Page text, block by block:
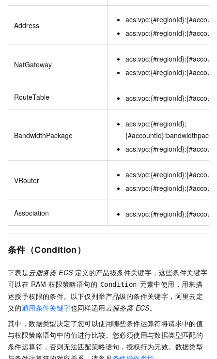
Address
NatGateway
RouteTable
BandwidthPackage
acs:vpc:{#regionId}:
VRouter
Association
条件（Condition）
下表是云服务器 ECS定义的产品级条件关键字，这些条件关键字
可以在 RAM 权限策略语句的 Condition 元素中使用，用来描
述授予权限的条件。以下仅列举产品级的条件关键字，阿里云定
义的通用条件关键字也同样适用 云服务器 ECS。
其中，数据类型决定了您可以使用哪些条件运算符将请求中的值
与权限策略语句中的值进行比较。您必须使用与数据类型匹配的
条件运算符，否则无法匹配策略语句，授权行为无效。数据类型